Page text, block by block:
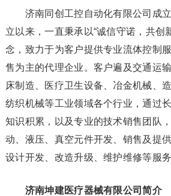
济南同创工控自动化有限公司成立
立以来，一直秉承以“诚信守诺，共创
念，致力于为客户提供专业流体控制
售为主的代理企业。客户遍及交通运
床制造、医疗卫生设备、冶金机械、
纺织机械等工业领域各个行业，通过
知识积累，以及专业的技术销售团队
动、液压、真空元件开发、销售及提
设计开发、改造升级、维护维修等服务
济南坤建医疗器械有限公司简介